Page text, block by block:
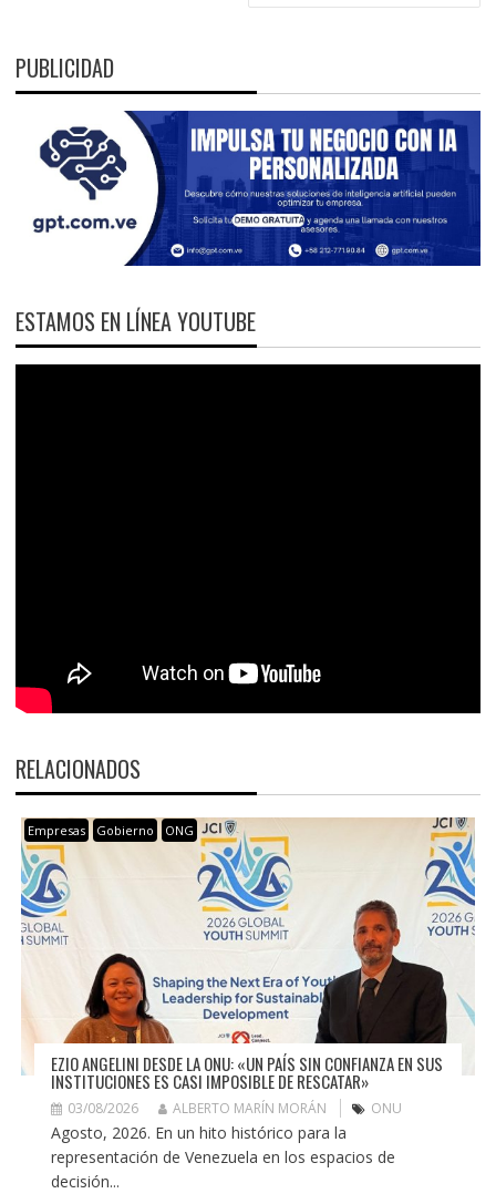
PUBLICIDAD
ESTAMOS EN LÍNEA YOUTUBE
RELACIONADOS
Empresas Gobierno ONG
EZIO ANGELINI DESDE LA ONU: «UN PAÍS SIN CONFIANZA EN SUS
INSTITUCIONES ES CASI IMPOSIBLE DE RESCATAR»
03/08/2026 ALBERTO MARÍN MORÁN ONU
Agosto, 2026. En un hito histórico para la
representación de Venezuela en los espacios de
decisión...